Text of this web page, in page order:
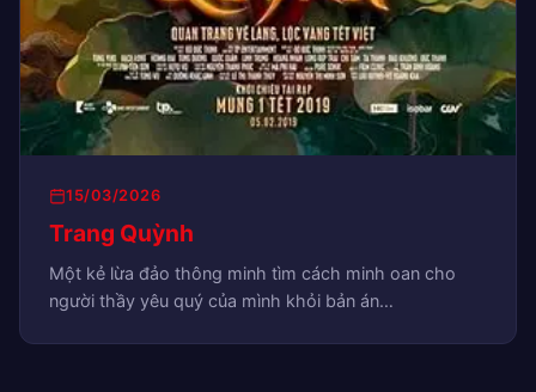
15/03/2026
Trang Quỳnh
Một kẻ lừa đảo thông minh tìm cách minh oan cho
người thầy yêu quý của mình khỏi bản án…